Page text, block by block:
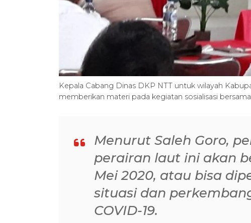
Kepala Cabang Dinas DKP NTT untuk wilayah
memberikan materi pada kegiatan sosialisasi
Menurut Saleh Goro,
perairan laut ini akan
Mei 2020, atau bisa
situasi dan
COVID-19.